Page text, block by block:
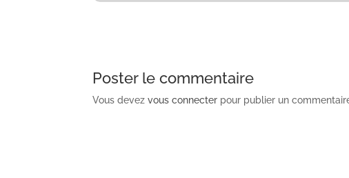
Poster le commentaire
Vous devezvous connecter pour publier un